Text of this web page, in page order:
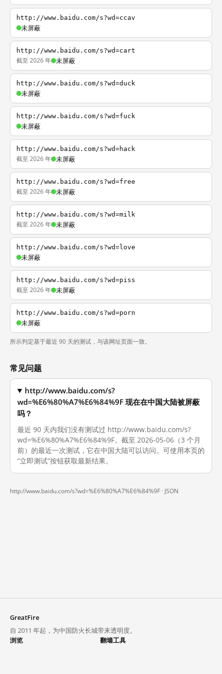
http://www.baidu.com/s?wd=ccav
未屏蔽
http://www.baidu.com/s?wd=cart
截至 2026 年 未屏蔽
http://www.baidu.com/s?wd=duck
未屏蔽
http://www.baidu.com/s?wd=fuck
未屏蔽
http://www.baidu.com/s?wd=hack
截至 2026 年 未屏蔽
http://www.baidu.com/s?wd=free
截至 2026 年 未屏蔽
http://www.baidu.com/s?wd=milk
截至 2026 年 未屏蔽
http://www.baidu.com/s?wd=love
未屏蔽
http://www.baidu.com/s?wd=piss
截至 2026 年 未屏蔽
http://www.baidu.com/s?wd=porn
未屏蔽
所示判定基于最近 90 天的测试，与该网址页面一致。
常见问题
http://www.baidu.com/s?
wd=%E6%80%A7%E6%84%9F 现在在中国大陆被屏蔽
吗？
最近 90 天内我们没有测试过 http://www.baidu.com/s?
wd=%E6%80%A7%E6%84%9F。截至 2026-05-06（3 个月
前）的最近一次测试，它在中国大陆可以访问。可使用本页的
“立即测试”按钮获取最新结果。
http://www.baidu.com/s?wd=%E6%80%A7%E6%84%9F · JSON
GreatFire
自 2011 年起，为中国防火长城带来透明度。
浏览
翻墙工具